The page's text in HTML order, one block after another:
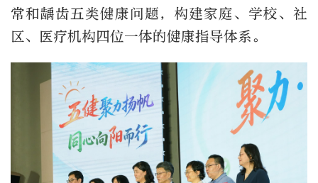
常和龋齿五类健康问题，构建家庭、学校、社
区、医疗机构四位一体的健康指导体系。